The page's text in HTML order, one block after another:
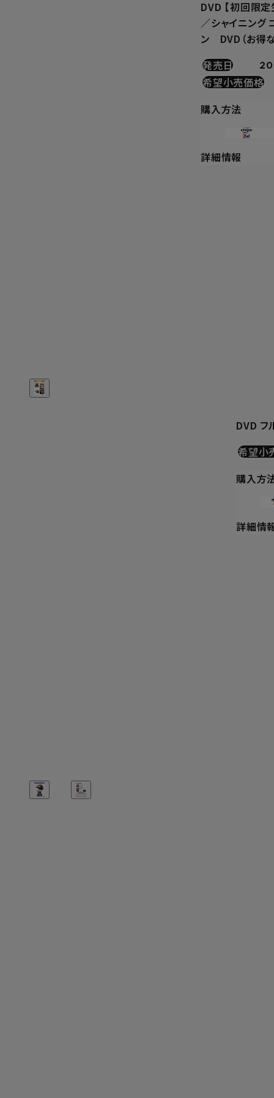
DVD 【初回限定
／シャイニング
ン DVD（お得
発売日
希望小売価格
購入方法
詳細情報
DVD フ
希望小
購入方
詳細情